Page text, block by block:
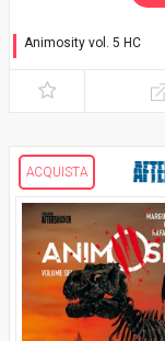
Animosity vol. 5 HC
ACQUISTA